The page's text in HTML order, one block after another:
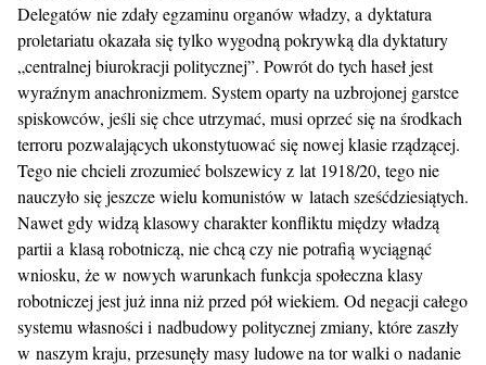
Delegatów nie zdały egzaminu organów władzy, a dyktatura
proletariatu okazała się tylko wygodną pokrywką dla dyktatury
„centralnej biurokracji politycznej”. Powrót do tych haseł jest
wyraźnym anachronizmem. System oparty na uzbrojonej garstce
spiskowców, jeśli się chce utrzymać, musi oprzeć się na środkach
terroru pozwalających ukonstytuować się nowej klasie rządzącej.
Tego nie chcieli zrozumieć bolszewicy z lat 1918/20, tego nie
nauczyło się jeszcze wielu komunistów w latach sześćdziesiątych.
Nawet gdy widzą klasowy charakter konfliktu między władzą
partii a klasą robotniczą, nie chcą czy nie potrafią wyciągnąć
wniosku, że w nowych warunkach funkcja społeczna klasy
robotniczej jest już inna niż przed pół wiekiem. Od negacji całego
systemu własności i nadbudowy politycznej zmiany, które zaszły
w naszym kraju, przesunęły masy ludowe na tor walki o nadanie